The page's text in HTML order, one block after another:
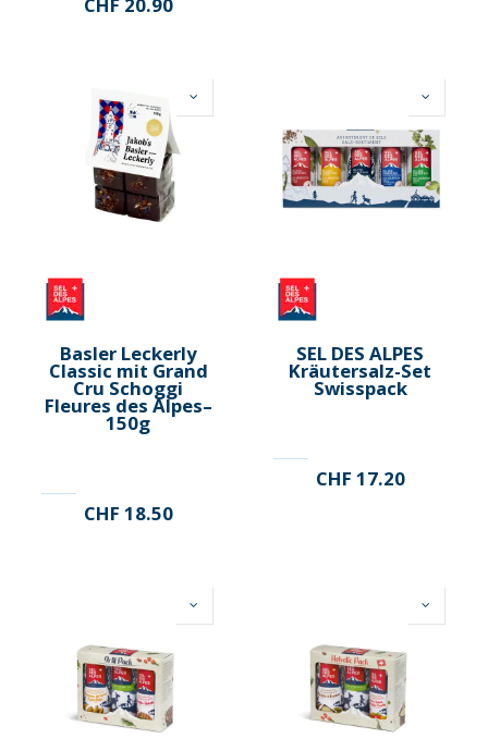
Basler Leckerly
Classic mit Grand
Cru Schoggi
Fleures des Alpes–
150g
CHF 18.50
SEL DES ALPES
Kräutersalz-Set
Swisspack
CHF 17.20